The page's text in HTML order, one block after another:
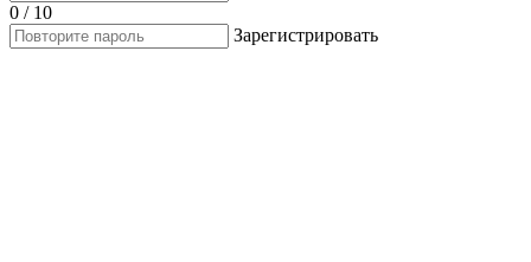
0 / 10
Зарегистрировать